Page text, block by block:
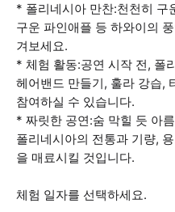
* 폴리네시아 만찬:천천히 구
구운 파인애플 등 하와이의
겨보세요.
* 체험 활동:공연 시작 전, 폴
헤어밴드 만들기, 훌라 강습,
참여하실 수 있습니다.
* 짜릿한 공연:숨 막힐 듯 아
폴리네시아의 전통과 기량,
을 매료시킬 것입니다.
체험 일자를 선택하세요.